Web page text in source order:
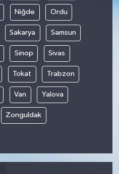
Niğde Ordu
Sakarya Samsun
Sinop Sivas
Tokat Trabzon
Van Yalova
Zonguldak